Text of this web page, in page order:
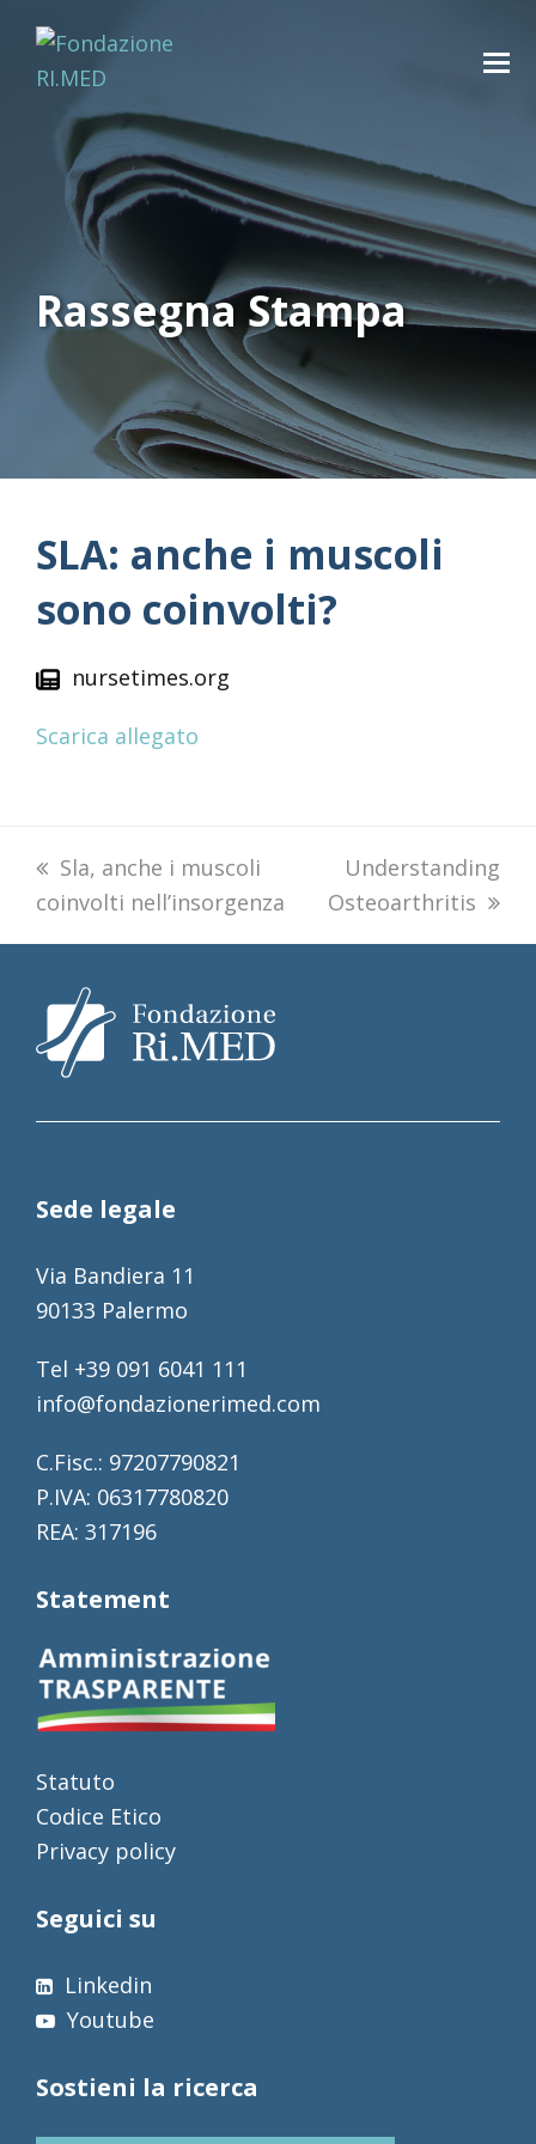
Rassegna Stampa
SLA: anche i muscoli
sono coinvolti?
nursetimes.org
Scarica allegato
previous
post:
Sla, anche i muscoli
coinvolti nell’insorgenza
next
post:
Understanding
Osteoarthritis
Sede legale
Via Bandiera 11
90133 Palermo
Tel +39 091 6041 111
info@fondazionerimed.com
C.Fisc.: 97207790821
P.IVA: 06317780820
REA: 317196
Statement
Statuto
Codice Etico
Privacy policy
Seguici su
Linkedin
Youtube
Sostieni la ricerca